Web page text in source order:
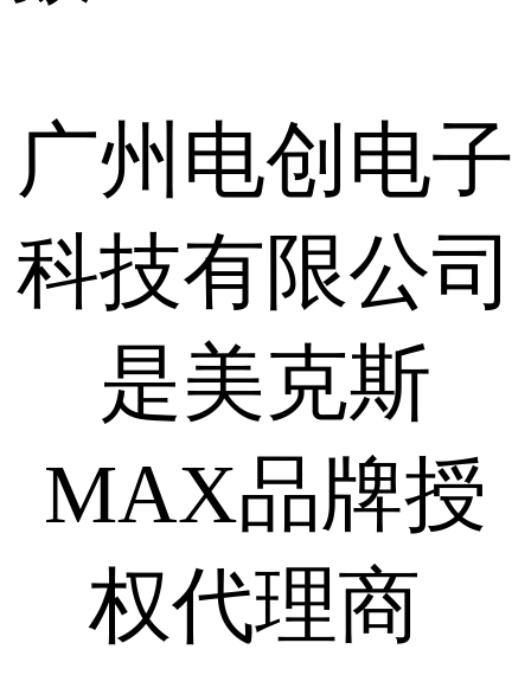
广州电创电子
科技有限公司
是美克斯
MAX品牌授
权代理商